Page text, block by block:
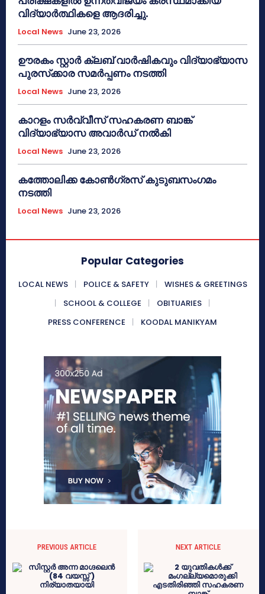
വിദ്യാർത്ഥികളെ ആദരിച്ചു.
Local News June 23, 2026
ഊരകം സ്റ്റാർ ക്ലബ് വാർഷികവും വിദ്യാഭ്യാസ
പുരസ്‌ക്കാര സമർപ്പണം നടത്തി
Local News June 23, 2026
കാറളം സർവ്വീസ് സഹകരണ ബാങ്ക്
വിദ്യാഭ്യാസ അവാർഡ് നൽകി
Local News June 23, 2026
കത്തോലിക്ക കോൺഗ്രസ് കുടുബസംഗമം
നടത്തി
Local News June 23, 2026
Popular Categories
LOCAL NEWS POLICE & SAFETY
WISHES & GREETINGS
SCHOOL & COLLEGE
OBITUARIES
PRESS CONFERENCE
KOODAL MANIKYAM
PREVIOUS ARTICLE NEXT ARTICLE